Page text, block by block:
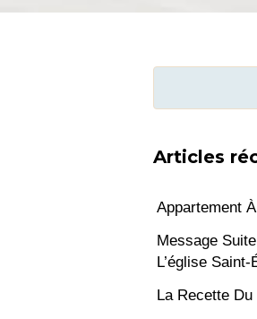
Articles
Appartement
Message
L’église Saint-
La Recette